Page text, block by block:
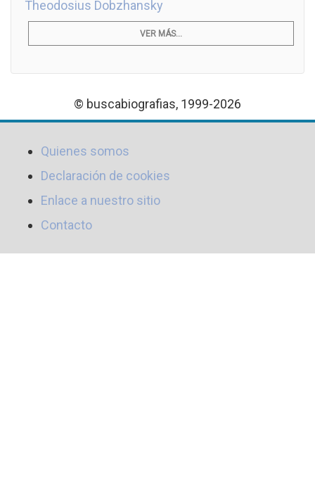
Theodosius Dobzhansky
VER MÁS...
© buscabiografias, 1999-2026
Quienes somos
Declaración de cookies
Enlace a nuestro sitio
Contacto